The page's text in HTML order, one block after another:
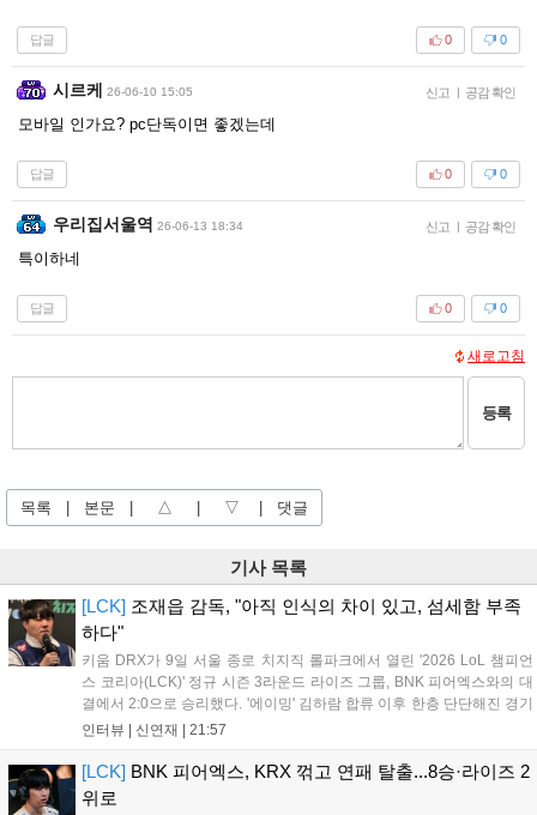
답글 0
0
시르케 26-06-10 15:05 신고 | 공감 확인
모바일 인가요? pc단독이면 좋겠는데
답글 0
0
우리집서울역 26-06-13 18:34 신고 | 공감 확인
특이하네
답글 0
0
새로고침
등록
목록 본문 △ ▽ 댓글
기사 목록
[LCK] 조재읍 감독, "아직 인식의 차이 있고, 섬세함 부족
하다"
키움 DRX가 9일 서울 종로 치지직 롤파크에서 열린 '2026 LoL 챔피언
스 코리아(LCK)' 정규 시즌 3라운드 라이즈 그룹, BNK 피어엑스와의 대
결에서 2:0으로 승리했다. '에이밍' 김하람 합류 이후 한층 단단해진 경기
력으로 2연승을 달리고 있었지만, BNK 피어엑스에게 불의의 일격을 당
인터뷰 | 신연재 | 21:57
[LCK] BNK 피어엑스, KRX 꺾고 연패 탈출...8승·라이즈 2
위로